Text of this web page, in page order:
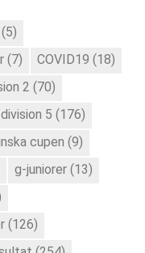
(5)
(7) COVID19 (18)
2 (70)
division 5 (176)
cupen (9)
g-juniorer (13)
(126)